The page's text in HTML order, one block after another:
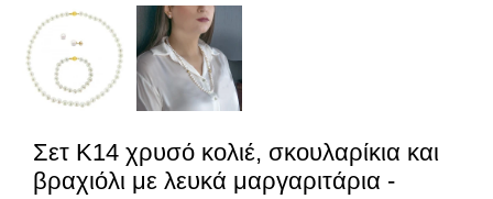
Σετ Κ14 χρυσό κολιέ, σκουλαρίκια και
βραχιόλι με λευκά μαργαριτάρια -